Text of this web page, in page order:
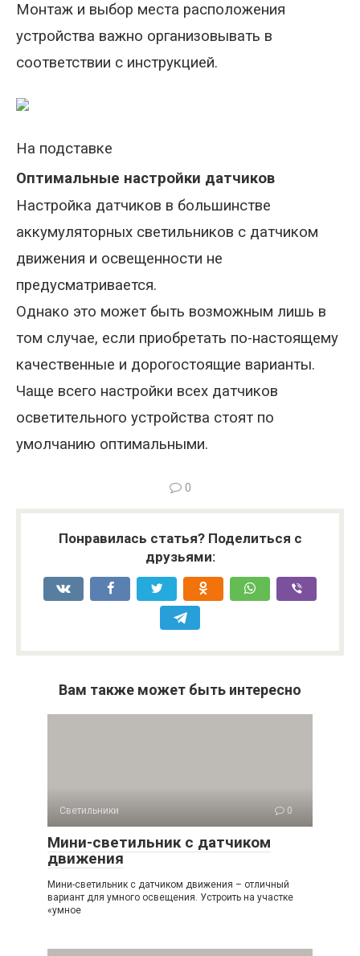
Монтаж и выбор места расположения
устройства важно организовывать в
соответствии с инструкцией.
На подставке
Оптимальные настройки датчиков
Настройка датчиков в большинстве
аккумуляторных светильников с датчиком
движения и освещенности не
предусматривается.
Однако это может быть возможным лишь в
том случае, если приобретать по-настоящему
качественные и дорогостоящие варианты.
Чаще всего настройки всех датчиков
осветительного устройства стоят по
умолчанию оптимальными.
0
Понравилась статья? Поделиться с
друзьями:
Вам также может быть интересно
Светильники 0
Мини-светильник с датчиком
движения
Мини-светильник с датчиком движения – отличный
вариант для умного освещения. Устроить на участке
«умное